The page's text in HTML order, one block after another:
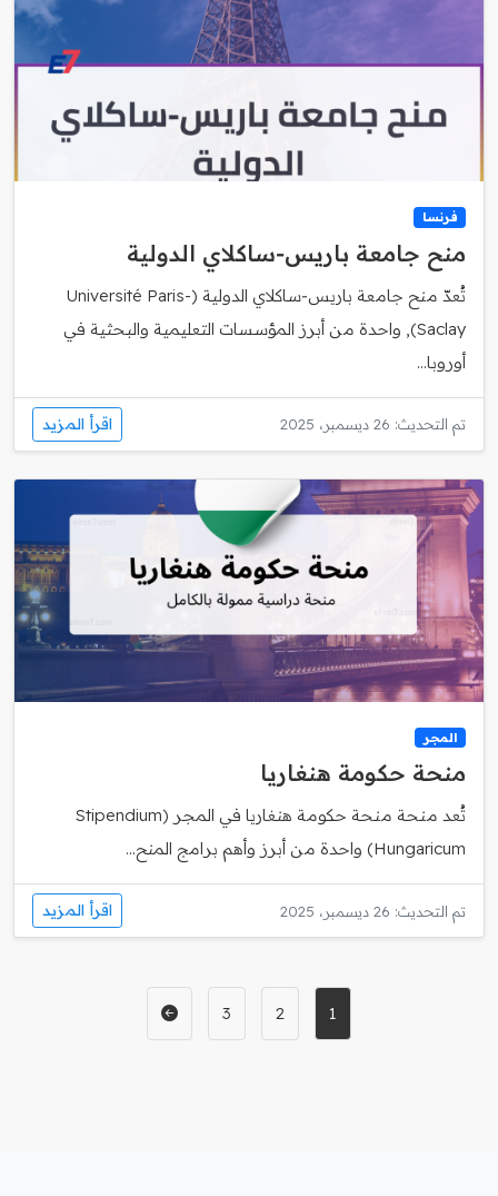
فرنسا
منح جامعة باريس‑ساكلاي الدولية
تُعدّ منح جامعة باريس‑ساكلاي الدولية (Université Paris-
Saclay), واحدة من أبرز المؤسسات التعليمية والبحثية في
أوروبا...
تم التحديث: 26 ديسمبر، 2025 اقرأ المزيد
المجر
منحة حكومة هنغاريا
تُعد منحة منحة حكومة هنغاريا في المجر (Stipendium
Hungaricum) واحدة من أبرز وأهم برامج المنح...
تم التحديث: 26 ديسمبر، 2025 اقرأ المزيد
1
2
3